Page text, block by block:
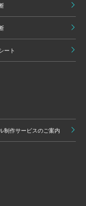
ート
制作サービスのご案内